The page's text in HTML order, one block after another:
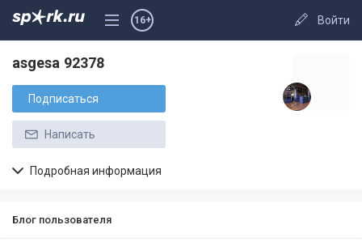
Войти
16+
asgesa 92378
Подписаться
Написать
Подробная информация
Блог пользователя